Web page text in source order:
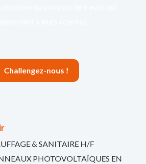
Challengez-nous !
& SANITAIRE H/F
PHOTOVOLTAÏQUES EN